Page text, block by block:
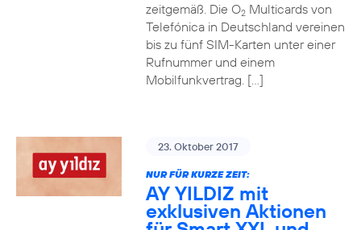
zeitgemäß. Die O2Multicards von
Telefónica in Deutschland vereinen
bis zu fünf SIM-Karten unter einer
Rufnummer und einem
Mobilfunkvertrag. […]
23. Oktober 2017
NUR FÜR KURZE ZEIT:
AY YILDIZ mit
exklusiven Aktionen